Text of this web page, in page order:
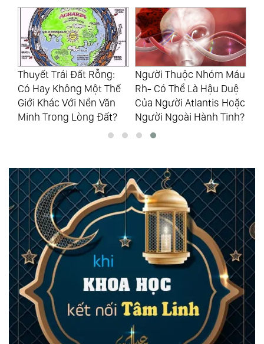
Người Thuộc Nhóm Máu
Rh- Có Thể Là Hậu Duệ
Của Người Atlantis Hoặc
Người Ngoài Hành Tinh?
Chính Phủ Iraq Thừa
Nhận Chủng Người
Ngoài Hành Tinh
Anunnaki Là Có Thật